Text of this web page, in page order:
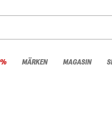
MÄRKEN MAGASIN